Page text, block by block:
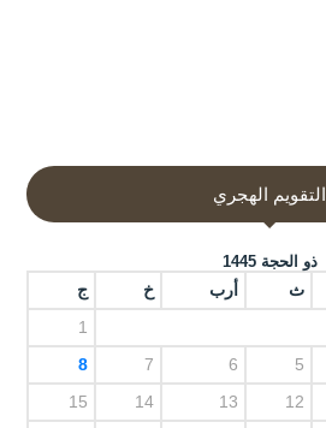
التقويم الهجري
ذو الحجة 1445
ث أرب خ ج
1
5
6
7
8
12
13
14
15